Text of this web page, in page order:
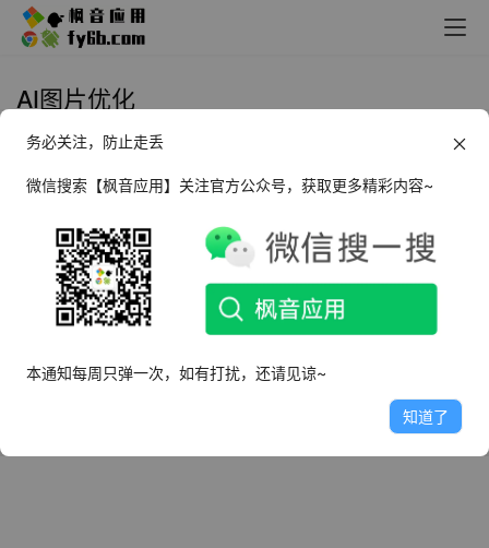
AI图片优化
Windows AI图片优化_v1.0 绿色便
携版
2022年7月20日
务必关注，防止走丢
微信搜索【枫音应用】关注官方公众号，获取更多精彩内容~
本通知每周只弹一次，如有打扰，还请见谅~
知道了